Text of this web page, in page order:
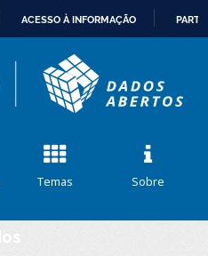
CONTEÚDO
ACESSO À INFORMAÇÃO
Temas Sobre